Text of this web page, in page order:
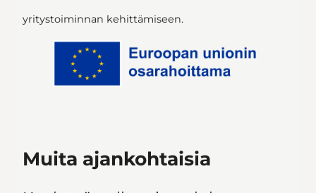
yritystoiminnan kehittämiseen.
Muita ajankohtaisia